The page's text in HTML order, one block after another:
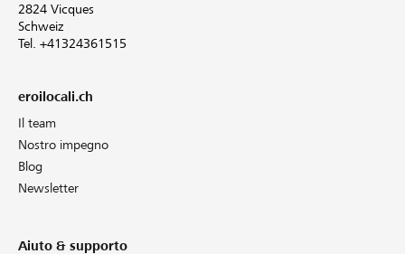
2824 Vicques
Schweiz
Tel. +41324361515
eroilocali.ch
Il team
Nostro impegno
Blog
Newsletter
Aiuto & supporto